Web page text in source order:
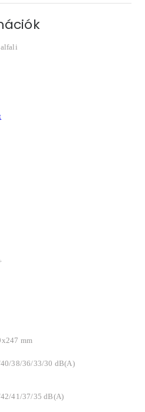
mm
38/36/33/30 dB(A)
41/37/35 dB(A)